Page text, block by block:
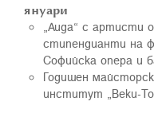
януари
„Аида“ с артисти
стипендианти на
Софийска опера и
Годишен
институт „Веки-